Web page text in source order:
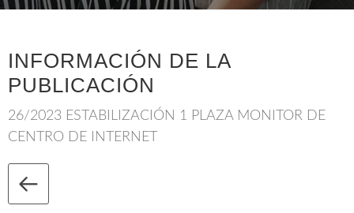
INFORMACIÓN DE LA
PUBLICACIÓN
26/2023 ESTABILIZACIÓN 1 PLAZA MONITOR DE
CENTRO DE INTERNET